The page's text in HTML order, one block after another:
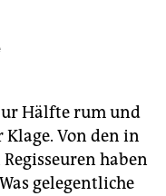
Hälfte rum und
Von den in
haben
gelegentliche